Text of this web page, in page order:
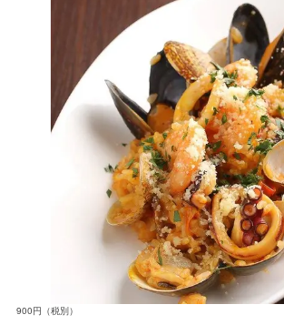
900円（税別）